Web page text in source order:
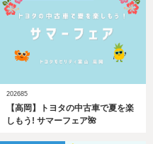
202685
【高岡】トヨタの中古車で夏を楽
しもう! サマーフェア🌺